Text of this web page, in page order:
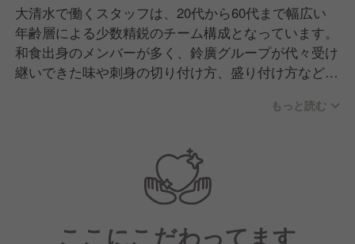
これからも、この特別な空間で日本の食文化とおもて
なしの心をお届けしてまいります。
そして現在は戦力強化に向けて、新しい仲間の採用活
動に注力中です！
大清水で働くスタッフは、20代から60代まで幅広い
年齢層による少数精鋭のチーム構成となっています。
和食出身のメンバーが多く、鈴廣グループが代々受け
継いできた味や刺身の切り付け方、盛り付け方など、
雰囲気はなく、伝統を大切にしながらも柔軟に、お互
いを尊重しながら働ける環境です。
【求める人物像】
もっと読む
ここにこだわってます